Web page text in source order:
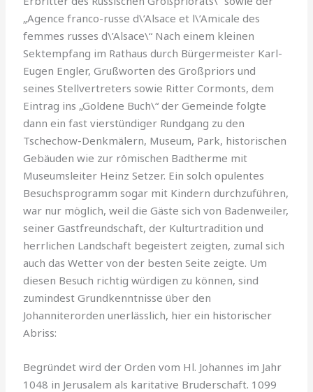
„Agence franco-russe d\’Alsace et l\’Amicale des
femmes russes d\’Alsace\“ Nach einem kleinen
Sektempfang im Rathaus durch Bürgermeister Karl-
Eugen Engler, Grußworten des Großpriors und
seines Stellvertreters sowie Ritter Cormonts, dem
Eintrag ins „Goldene Buch\“ der Gemeinde folgte
dann ein fast vierstündiger Rundgang zu den
Tschechow-Denkmälern, Museum, Park, historischen
Gebäuden wie zur römischen Badtherme mit
Museumsleiter Heinz Setzer. Ein solch opulentes
Besuchsprogramm sogar mit Kindern durchzuführen,
war nur möglich, weil die Gäste sich von Badenweiler,
seiner Gastfreundschaft, der Kulturtradition und
herrlichen Landschaft begeistert zeigten, zumal sich
auch das Wetter von der besten Seite zeigte. Um
diesen Besuch richtig würdigen zu können, sind
zumindest Grundkenntnisse über den
Johanniterorden unerlässlich, hier ein historischer
Abriss:
Begründet wird der Orden vom Hl. Johannes im Jahr
1048 in Jerusalem als karitative Bruderschaft. 1099